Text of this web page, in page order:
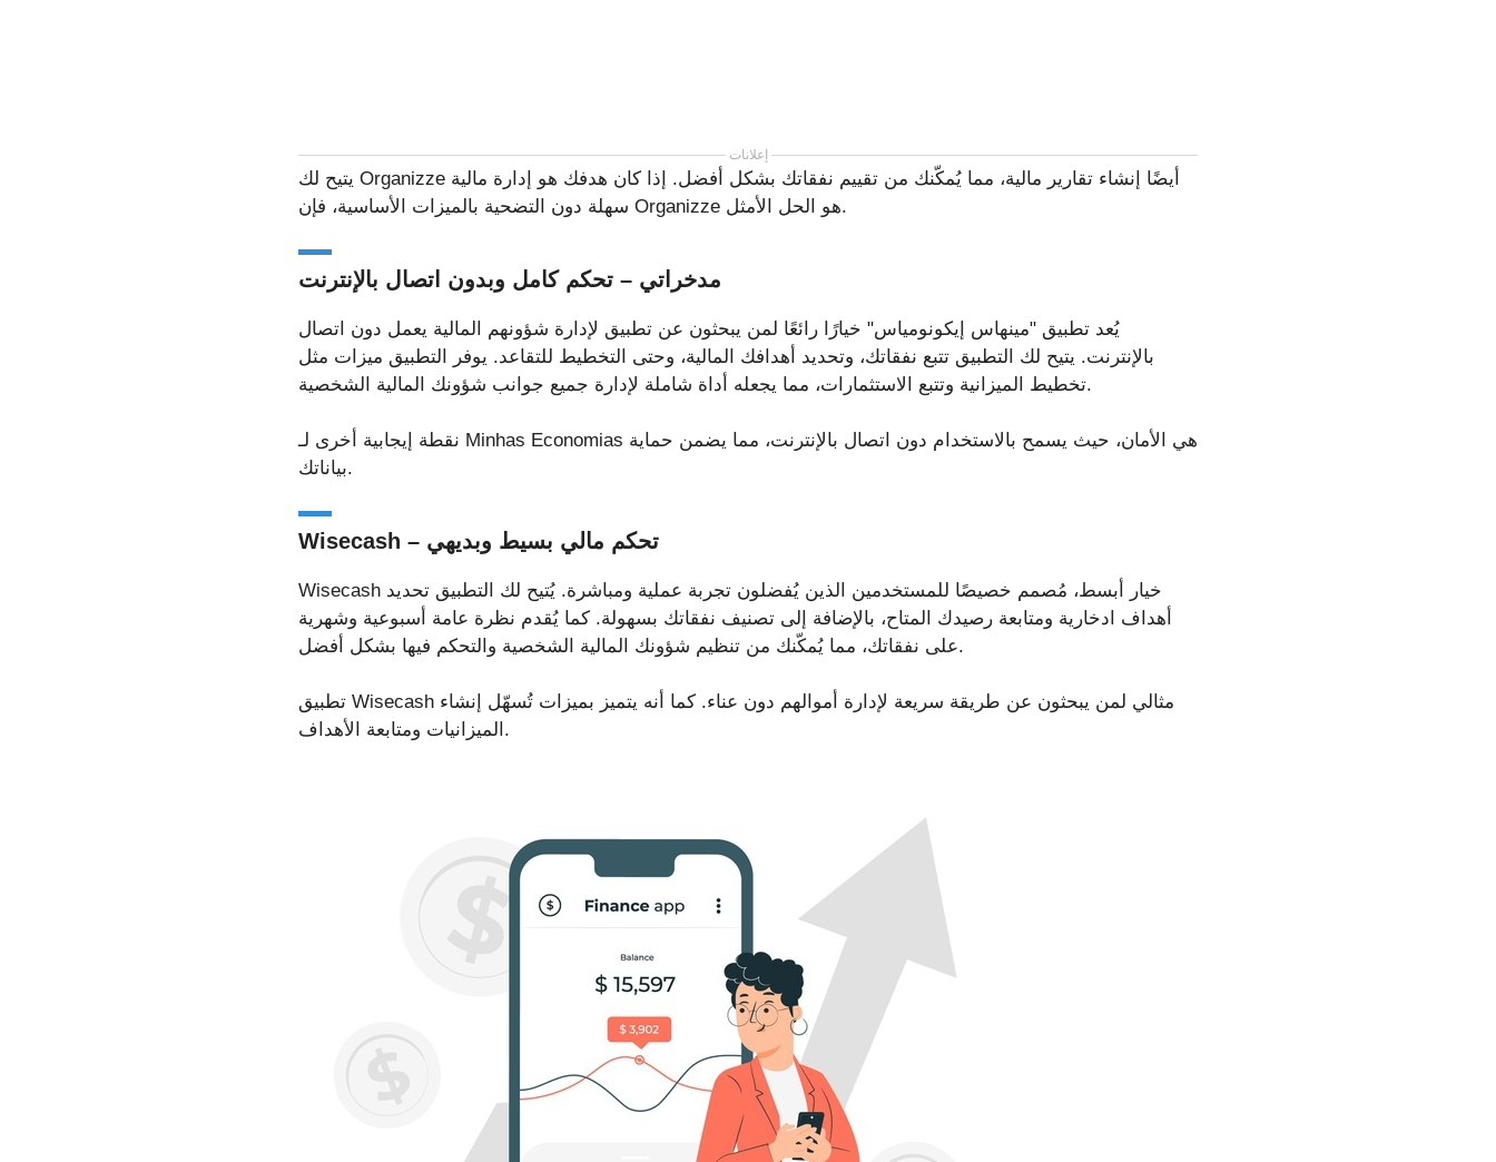
إعلانات
يتيح لك Organizze أيضًا إنشاء تقارير مالية، مما يُمكّنك من تقييم نفقاتك بشكل أفضل. إذا كان هدفك هو إدارة مالية
سهلة دون التضحية بالميزات الأساسية، فإن Organizze هو الحل الأمثل.
مدخراتي – تحكم كامل وبدون اتصال بالإنترنت
يُعد تطبيق "مينهاس إيكونومياس" خيارًا رائعًا لمن يبحثون عن تطبيق لإدارة شؤونهم المالية يعمل دون اتصال
بالإنترنت. يتيح لك التطبيق تتبع نفقاتك، وتحديد أهدافك المالية، وحتى التخطيط للتقاعد. يوفر التطبيق ميزات مثل
تخطيط الميزانية وتتبع الاستثمارات، مما يجعله أداة شاملة لإدارة جميع جوانب شؤونك المالية الشخصية.
نقطة إيجابية أخرى لـ Minhas Economias هي الأمان، حيث يسمح بالاستخدام دون اتصال بالإنترنت، مما يضمن حماية
بياناتك.
Wisecash – تحكم مالي بسيط وبديهي
Wisecash خيار أبسط، مُصمم خصيصًا للمستخدمين الذين يُفضلون تجربة عملية ومباشرة. يُتيح لك التطبيق تحديد
أهداف ادخارية ومتابعة رصيدك المتاح، بالإضافة إلى تصنيف نفقاتك بسهولة. كما يُقدم نظرة عامة أسبوعية وشهرية
على نفقاتك، مما يُمكّنك من تنظيم شؤونك المالية الشخصية والتحكم فيها بشكل أفضل.
تطبيق Wisecash مثالي لمن يبحثون عن طريقة سريعة لإدارة أموالهم دون عناء. كما أنه يتميز بميزات تُسهّل إنشاء
الميزانيات ومتابعة الأهداف.